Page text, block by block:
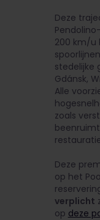
Deze
200 km/u
stedelijke
Gdánsk,
Alle
zoals
Deze
op het
verplicht
op deze